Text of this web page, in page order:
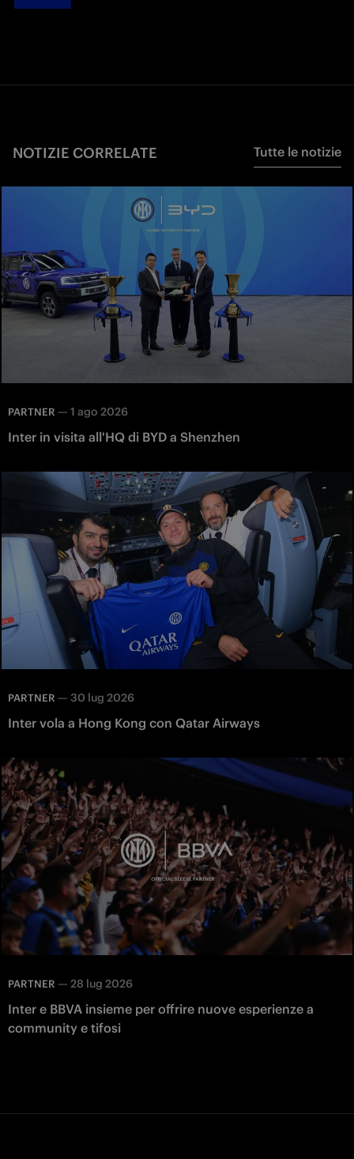
NOTIZIE CORRELATE Tutte le notizie
PARTNER — 1 ago 2026
Inter in visita all'HQ di BYD a Shenzhen
PARTNER — 30 lug 2026
Inter vola a Hong Kong con Qatar Airways
PARTNER — 28 lug 2026
Inter e BBVA insieme per offrire nuove esperienze a
community e tifosi